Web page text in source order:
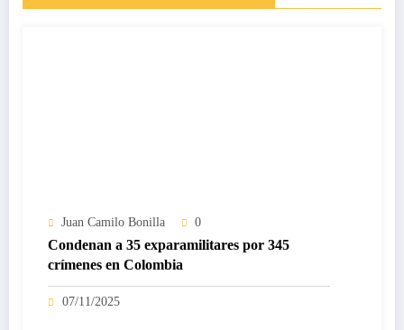
Juan Camilo Bonilla 0
Condenan a 35 exparamilitares por 345
crímenes en Colombia
07/11/2025